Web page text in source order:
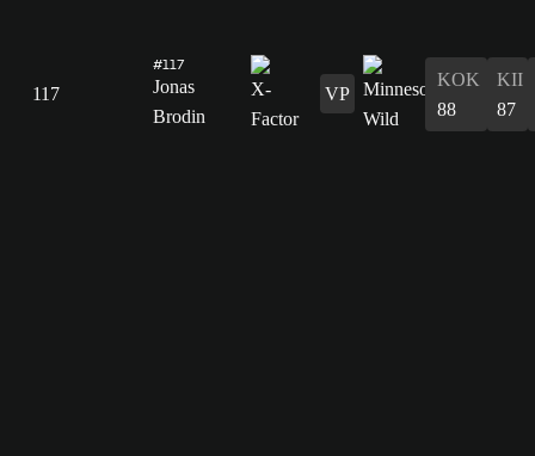
117
#117
Jonas
Brodin
VP
KOK
88
KII
87